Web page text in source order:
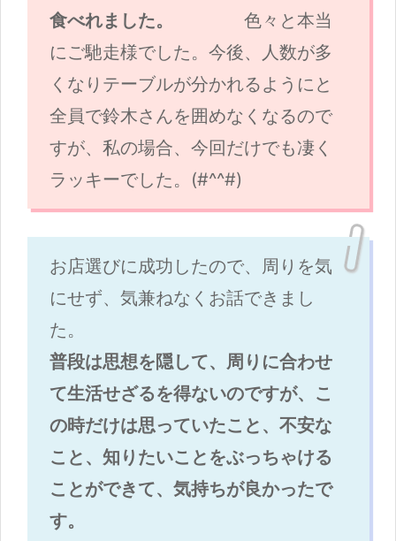
食べれました。
色々と本当
にご馳走様でした。今後、人数が多
くなりテーブルが分かれるようにと
全員で鈴木さんを囲めなくなるので
すが、私の場合、今回だけでも凄く
ラッキーでした。(#^^#)
お店選びに成功したので、周りを気
にせず、気兼ねなくお話できまし
た。
普段は思想を隠して、周りに合わせ
て生活せざるを得ないのですが、こ
の時だけは思っていたこと、不安な
こと、知りたいことをぶっちゃける
ことができて、気持ちが良かったで
す。